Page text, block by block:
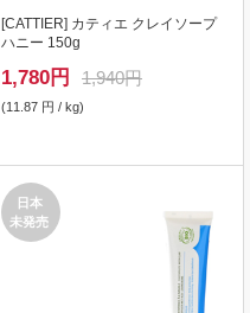
[CATTIER] カティエ クレイソープ
ハニー 150g
1,780円 1,940円
(11.87 円 / kg)
日本
未発売